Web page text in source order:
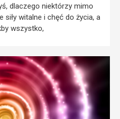
dlaczego niektórzy mimo
siły witalne i chęć do życia, a
wszystko,